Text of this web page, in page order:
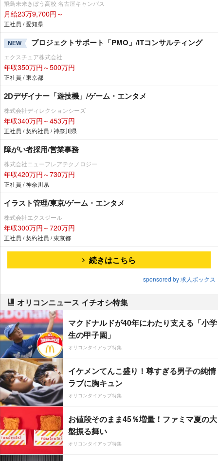
飛鳥未来きぼう高校 名古屋キャンパス
月給23万9,700円～
正社員 / 愛知県
NEW プロジェクトサポート「PMO」/ITコンサルティング
エクスチュア株式会社
年収350万円～500万円
正社員 / 東京都
2Dデザイナー「遊技機」/ゲーム・エンタメ
株式会社ディレクションシーズ
年収340万円～453万円
正社員 / 契約社員 / 神奈川県
障がい者採用/営業事務
株式会社ニューフレアテクノロジー
年収420万円～730万円
正社員 / 神奈川県
イラスト管理/東京/ゲーム・エンタメ
株式会社エクスジール
年収300万円～720万円
正社員 / 契約社員 / 東京都
続きはこちら
sponsored by 求人ボックス
オリコンニュース イチオシ特集
マクドナルドが40年にわたり支える「小学
生の甲子園」
オリコンタイアップ特集
イケメンてんこ盛り！尊すぎる男子の純情
ラブに胸キュン
オリコンタイアップ特集
お値段そのまま45％増量！ファミマ夏の大
盤振る舞い
オリコンタイアップ特集